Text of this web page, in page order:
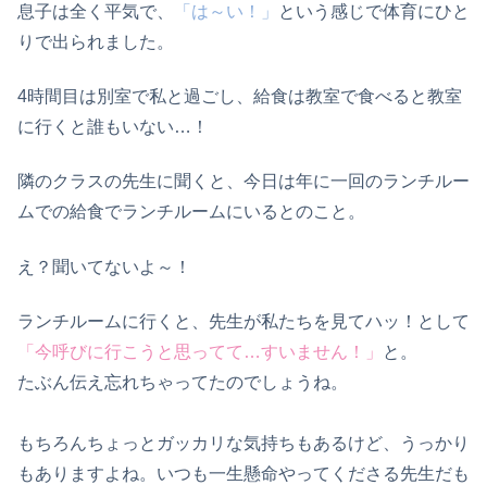
息子は全く平気で、
「は～い！」
という感じで体育にひと
りで出られました。
4時間目は別室で私と過ごし、給食は教室で食べると教室
に行くと誰もいない…！
隣のクラスの先生に聞くと、今日は年に一回のランチルー
ムでの給食でランチルームにいるとのこと。
え？聞いてないよ～！
ランチルームに行くと、先生が私たちを見てハッ！として
「今呼びに行こうと思ってて…すいません！」
と。
たぶん伝え忘れちゃってたのでしょうね。
もちろんちょっとガッカリな気持ちもあるけど、うっかり
もありますよね。いつも一生懸命やってくださる先生だも